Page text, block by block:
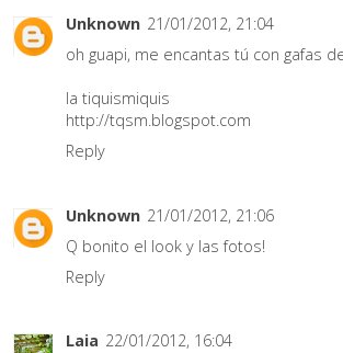
Unknown 21/01/2012, 21:04
oh guapi, me encantas tú con gafas
la tiquismiquis
http://tqsm.blogspot.com
Reply
Unknown 21/01/2012, 21:06
Q bonito el look y las fotos!
Reply
Laia 22/01/2012, 16:04